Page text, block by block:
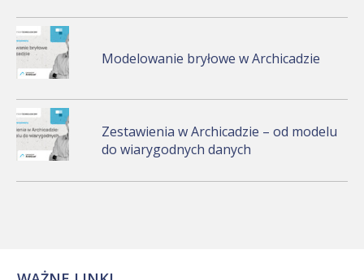
Modelowanie bryłowe w Archicadzie
Zestawienia w Archicadzie – od modelu
do wiarygodnych danych